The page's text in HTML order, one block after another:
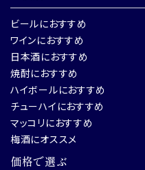
ビールにおすすめ
ワインにおすすめ
日本酒におすすめ
焼酎におすすめ
ハイボールにおすすめ
チューハイにおすすめ
マッコリにおすすめ
梅酒にオススメ
価格で選ぶ